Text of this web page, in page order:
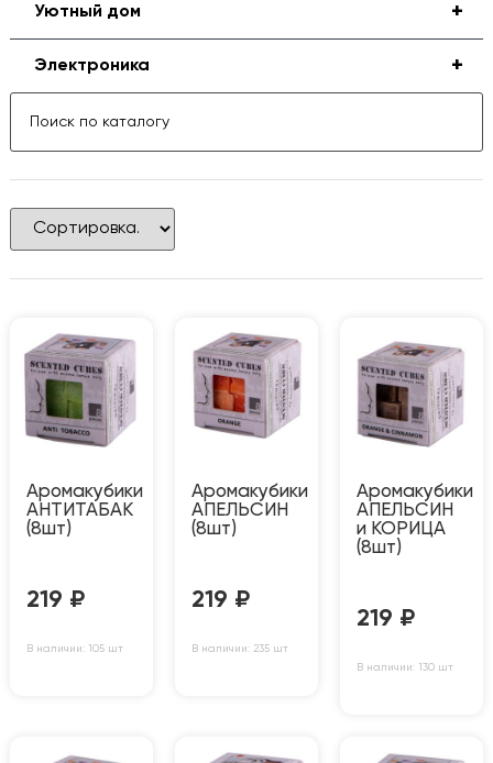
+
Уютный дом
+
Электроника
Аромакубики
АНТИТАБАК
(8шт)
219 ₽
В наличии: 105 шт
Аромакубики
АПЕЛЬСИН
(8шт)
219 ₽
В наличии: 235 шт
Аромакубики
АПЕЛЬСИН
и КОРИЦА
(8шт)
219 ₽
В наличии: 130 шт